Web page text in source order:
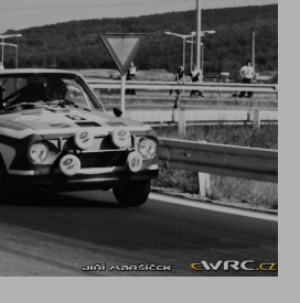
Souhlas s použitím
je automaticky platný.
cookies můžete také
cookies (statistická a
, která ukládáme do vašeho
základě vašeho souhlasu a
třetí stranou (např.
Facebook pixel apod.).
nám pomáhají vylepšovat
základě vaší návštěvy.